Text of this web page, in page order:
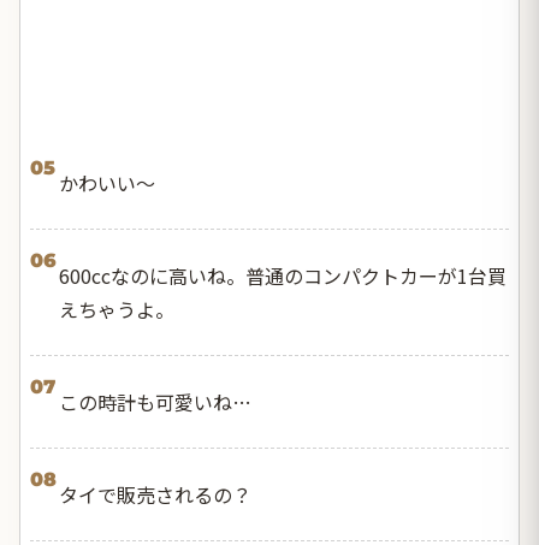
05
かわいい〜
06
600ccなのに高いね。普通のコンパクトカーが1台買
えちゃうよ。
07
この時計も可愛いね…
08
タイで販売されるの？